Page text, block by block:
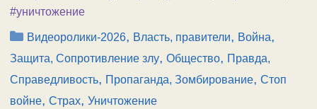
#уничтожение
Рубрики
Видеоролики-2026, Власть, правители, Война,
Защита, Сопротивление злу, Общество, Правда,
Справедливость, Пропаганда, Зомбирование, Стоп
войне, Страх, Уничтожение